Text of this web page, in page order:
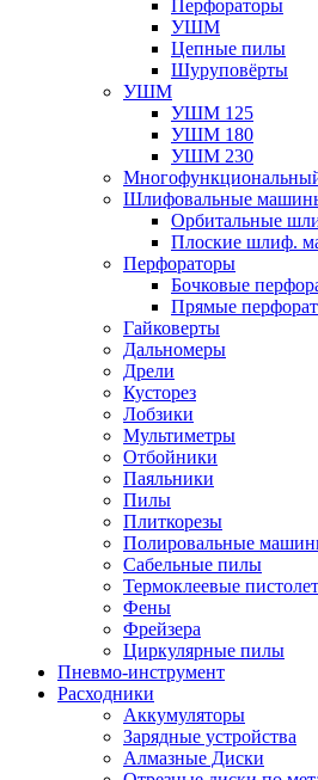
Перфораторы
УШМ
Цепные пилы
Шуруповёрты
УШМ
УШМ 125
УШМ 180
УШМ 230
Шлифовальные
Орбитальные
Плоские шлиф.
Перфораторы
Бочковые
Прямые
Гайковерты
Дальномеры
Дрели
Кусторез
Лобзики
Мультиметры
Отбойники
Паяльники
Пилы
Плиткорезы
Полировальные
Сабельные пилы
Термоклеевые
Фены
Фрейзера
Циркулярные пилы
Пневмо-инструмент
Расходники
Аккумуляторы
Зарядные устройства
Алмазные Диски